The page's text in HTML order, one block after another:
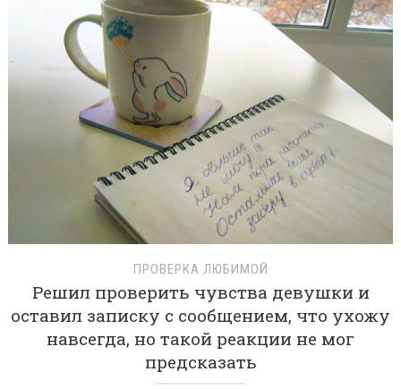
ПРОВЕРКА ЛЮБИМОЙ
Решил проверить чувства девушки и
оставил записку с сообщением, что ухожу
навсегда, но такой реакции не мог
предсказать